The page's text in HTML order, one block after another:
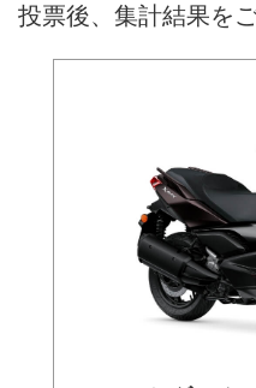
投票後、集計結果を